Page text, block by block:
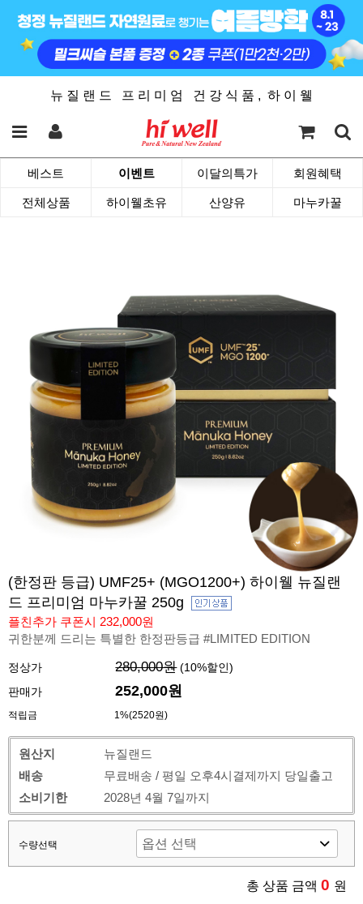
뉴 질 랜 드 프 리 미 엄 건 강 식 품 , 하 이 웰
베스트 이벤트 이달의특가 회원혜택
전체상품 하이웰초유 산양유 마누카꿀
(한정판 등급) UMF25+ (MGO1200+) 하이웰 뉴질랜
드 프리미엄 마누카꿀 250g
플친추가 쿠폰시 232,000원
귀한분께 드리는 특별한 한정판등급 #LIMITED EDITION
정상가 280,000원 (10%할인)
판매가
252,000원
적립금 1%(2520원)
원산지
뉴질랜드
배송
무료배송 / 평일 오후4시결제까지 당일출고
소비기한
2028년 4월 7일까지
수량선택
총 상품 금액 0 원